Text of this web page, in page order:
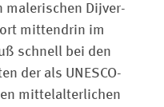
malerischen Dijver-
mittendrin im
schnell bei den
der als UNESCO-
mittelalterlichen